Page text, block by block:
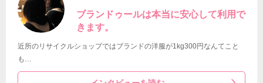
ブランドゥールは本当に安心して利用で
きます。
近所のリサイクルショップではブランドの洋服が1kg300円なんてこと
も…